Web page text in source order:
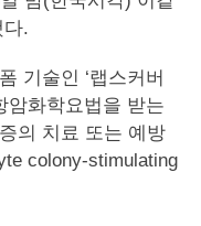
.
기술인 ‘랩스커버
암화학요법을 받는
의 치료 또는 예방
colony-stimulating